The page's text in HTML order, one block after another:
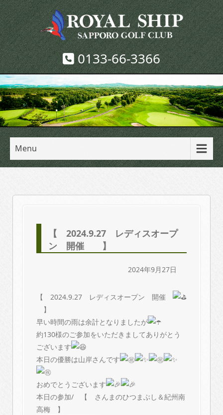
0133-66-3366
Menu
【 2024.9.27 レディスオープ
ン 開催 】
2024年9月27日
【 2024.9.27 レディスオープン 開催
】
早い時間の雨は余計となりましたが
約130様のご参加をいただきましてありがとう
ございます
本日の優勝は山岸さんです
おめでとうございます
本日の参加/ 【 さんまのひつまぶし＆紀州南
高梅 】